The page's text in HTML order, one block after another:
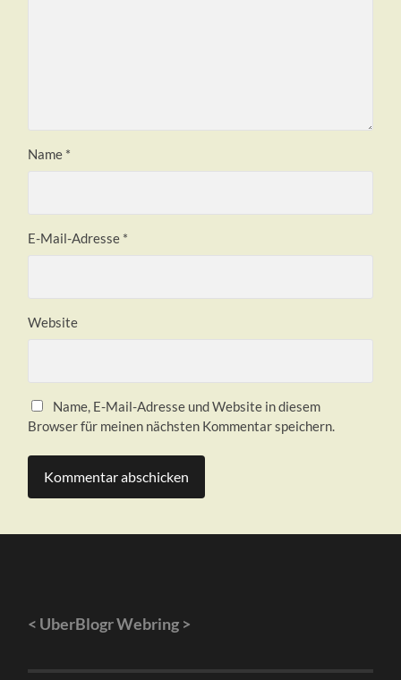
Name *
E-Mail-Adresse *
Website
Name, E-Mail-Adresse und Website in diesem
Browser für meinen nächsten Kommentar speichern.
< UberBlogr Webring >